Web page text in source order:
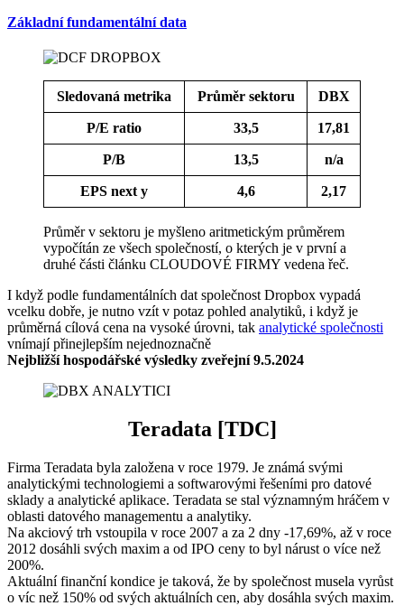
Základní fundamentální data
Sledovaná metrika Průměr sektoru DBX
P/E ratio 33,5 17,81
P/B 13,5 n/a
EPS next y 4,6 2,17
Průměr v sektoru je myšleno aritmetickým průměrem
vypočítán ze všech společností, o kterých je v první a
druhé části článku CLOUDOVÉ FIRMY vedena řeč.
I když podle fundamentálních dat společnost Dropbox vypadá
vcelku dobře, je nutno vzít v potaz pohled analytiků, i když je
průměrná cílová cena na vysoké úrovni, tak analytické společnosti
vnímají přinejlepším nejednoznačně
Nejbližší hospodářské výsledky zveřejní 9.5.2024
Teradata [TDC]
Firma Teradata byla založena v roce 1979. Je známá svými
analytickými technologiemi a softwarovými řešeními pro datové
sklady a analytické aplikace. Teradata se stal významným hráčem v
oblasti datového managementu a analytiky.
Na akciový trh vstoupila v roce 2007 a za 2 dny -17,69%, až v roce
2012 dosáhli svých maxim a od IPO ceny to byl nárust o více než
200%.
Aktuální finanční kondice je taková, že by společnost musela vyrůst
o víc než 150% od svých aktuálních cen, aby dosáhla svých maxim.